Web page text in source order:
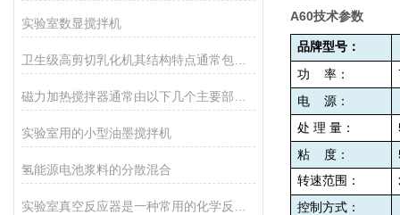
实验室数显搅拌机
实验室用的小型油墨搅拌机
氢能源电池浆料的分散混合
A60技术参数
品牌型号：
功
率：
电
源：
处 理 量：
粘 度：
转速范围：
控制方式：